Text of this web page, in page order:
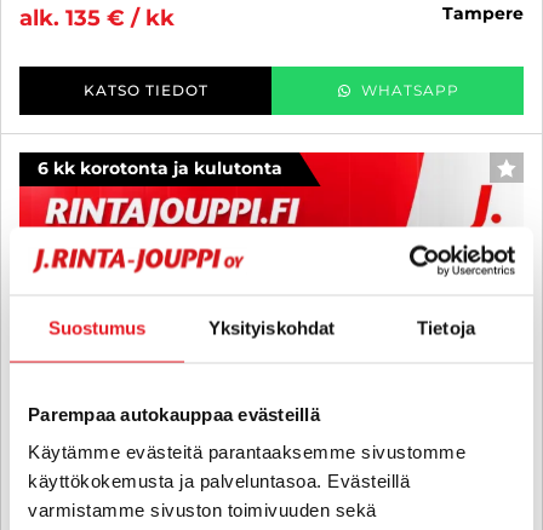
Suostumus Yksityiskohdat Tietoja
Parempaa autokauppaa evästeillä
Käytämme evästeitä parantaaksemme sivustomme
käyttökokemusta ja palveluntasoa. Evästeillä
varmistamme sivuston toimivuuden sekä
alk. 135 € / kk
tampere
KATSO TIEDOT WHATSAPP
6 kk korotonta ja kulutonta